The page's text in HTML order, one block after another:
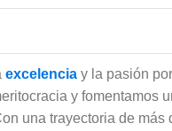
excelencia y la pasión
y fomentamos
una trayectoria de más